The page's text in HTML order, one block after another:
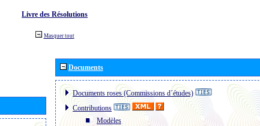
Livre des Résolutions
Masquer tout
Documents
Documents roses (Commissions d´études)
Contributions
Modèles